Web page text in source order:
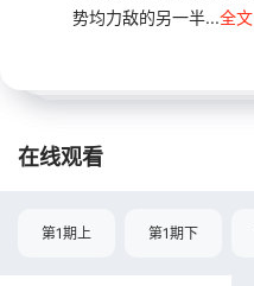
势均力敌的另一半...全文
在线观看
第1期上 第1期下